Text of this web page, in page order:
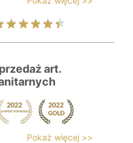
art.
Pokaż więcej >>